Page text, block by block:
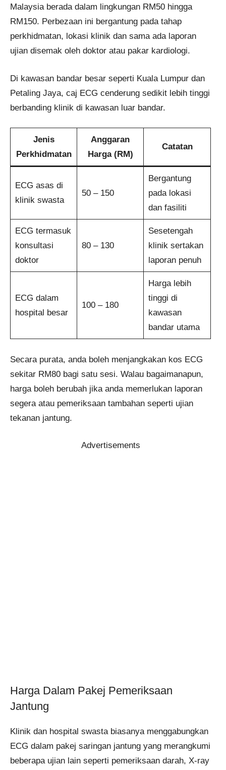
Malaysia berada dalam lingkungan RM50 hingga
RM150. Perbezaan ini bergantung pada tahap
perkhidmatan, lokasi klinik dan sama ada laporan
ujian disemak oleh doktor atau pakar kardiologi.
Di kawasan bandar besar seperti Kuala Lumpur dan
Petaling Jaya, caj ECG cenderung sedikit lebih tinggi
berbanding klinik di kawasan luar bandar.
Jenis
Perkhidmatan
Anggaran
Harga (RM)
Catatan
ECG asas di
klinik swasta
50 – 150
Bergantung
pada lokasi
dan fasiliti
ECG termasuk
konsultasi
doktor
80 – 130
Sesetengah
klinik sertakan
laporan penuh
ECG dalam
hospital besar
100 – 180
Harga lebih
tinggi di
kawasan
bandar utama
Secara purata, anda boleh menjangkakan kos ECG
sekitar RM80 bagi satu sesi. Walau bagaimanapun,
harga boleh berubah jika anda memerlukan laporan
segera atau pemeriksaan tambahan seperti ujian
tekanan jantung.
Advertisements
Harga Dalam Pakej Pemeriksaan
Jantung
Klinik dan hospital swasta biasanya menggabungkan
ECG dalam pakej saringan jantung yang merangkumi
beberapa ujian lain seperti pemeriksaan darah, X-ray